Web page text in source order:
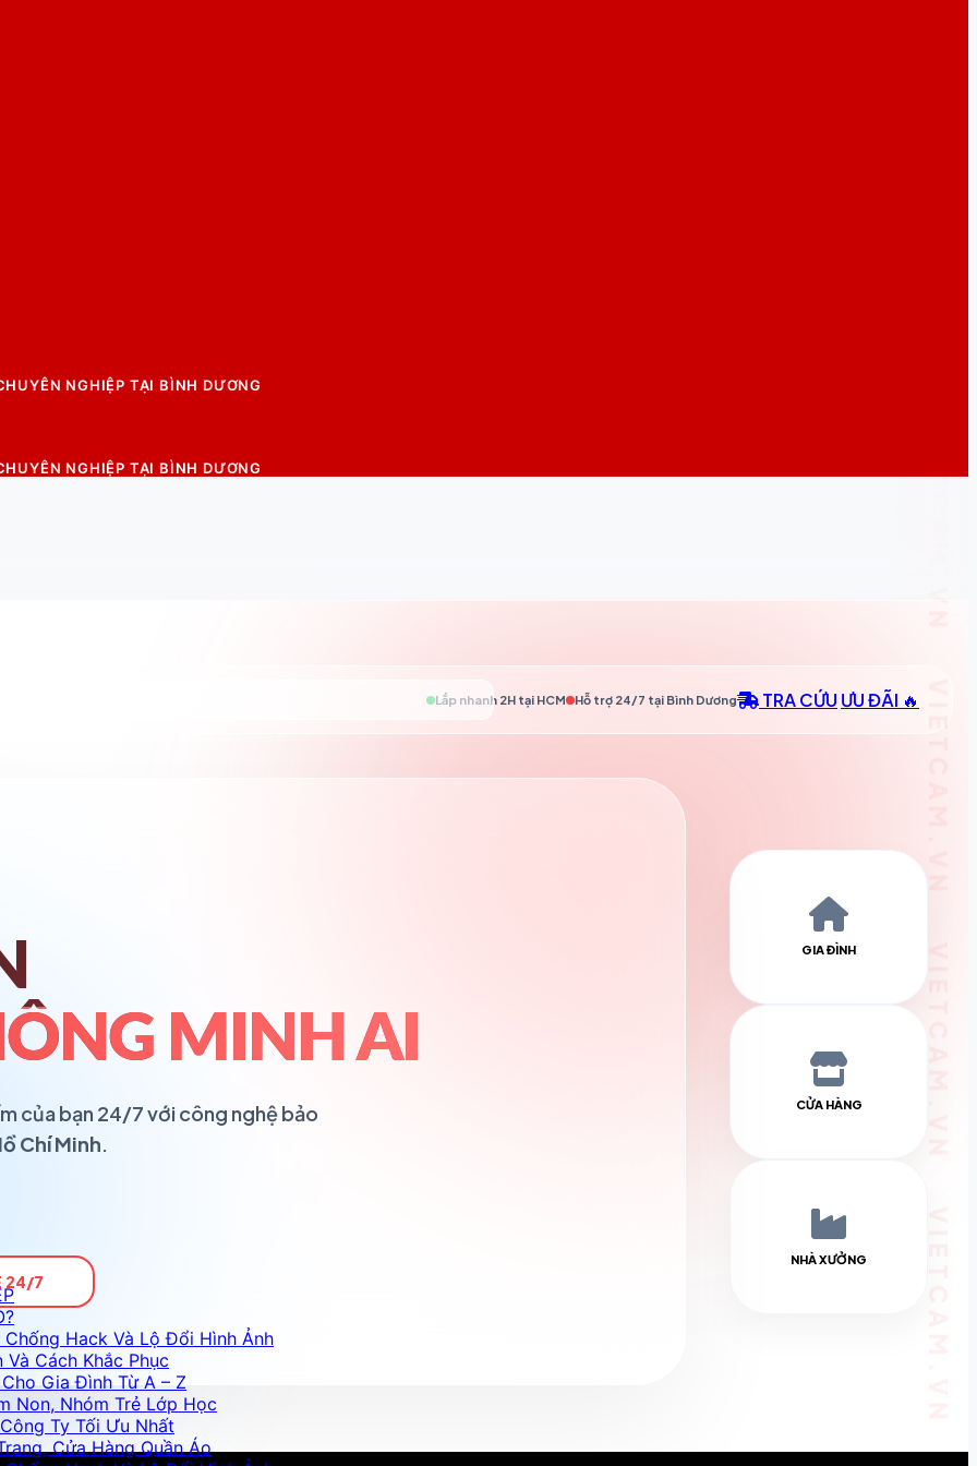
NGHIỆP TẠI BÌNH DƯƠNG
NGHIỆP TẠI BÌNH DƯƠNG
Hack Và Lộ Đổi Hình Ảnh
Cách Khắc Phục
Gia Đình Từ A – Z
Non, Nhóm Trẻ Lớp Học
Ty Tối Ưu Nhất
Cửa Hàng Quần Áo
Lắp nhanh 2H tại HCM Hỗ trợ 24/7 tại Bình Dương TRA CỨU ƯU ĐÃI 🔥
MINH AI
của bạn 24/7 với công nghệ bảo
Chí Minh.
24/7
GIA ĐÌNH
CỬA HÀNG
NHÀ XƯỞNG